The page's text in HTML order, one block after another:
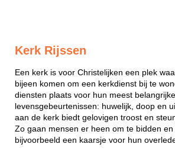
Kerk Rijssen
Een kerk is voor Christelijken een plek
bijeen komen om een kerkdienst bij te
diensten plaats voor hun meest belangrijke
levensgebeurtenissen: huwelijk, doop en
aan de kerk biedt gelovigen troost en
Zo gaan mensen er heen om te bidden
bijvoorbeeld een kaarsje voor hun